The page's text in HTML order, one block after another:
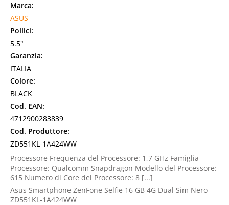
Marca:
ASUS
Pollici:
5.5"
Garanzia:
ITALIA
Colore:
BLACK
Cod. EAN:
4712900283839
Cod. Produttore:
ZD551KL-1A424WW
Processore Frequenza del Processore: 1,7 GHz Famiglia
Processore: Qualcomm Snapdragon Modello del Processore:
615 Numero di Core del Processore: 8 [...]
Asus Smartphone ZenFone Selfie 16 GB 4G Dual Sim Nero
ZD551KL-1A424WW